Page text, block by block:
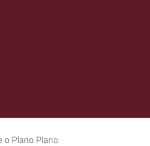
o Plano Plano